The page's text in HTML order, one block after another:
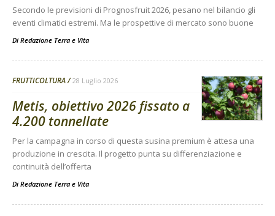
Secondo le previsioni di Prognosfruit 2026, pesano nel bilancio gli
eventi climatici estremi. Ma le prospettive di mercato sono buone
Di Redazione Terra e Vita
FRUTTICOLTURA 28 Luglio 2026
Metis, obiettivo 2026 fissato a
4.200 tonnellate
Per la campagna in corso di questa susina premium è attesa una
produzione in crescita. Il progetto punta su differenziazione e
continuità dell’offerta
Di Redazione Terra e Vita